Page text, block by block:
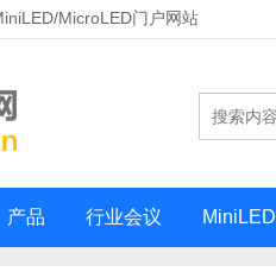
MicroLED门户网站
产品 行业会议